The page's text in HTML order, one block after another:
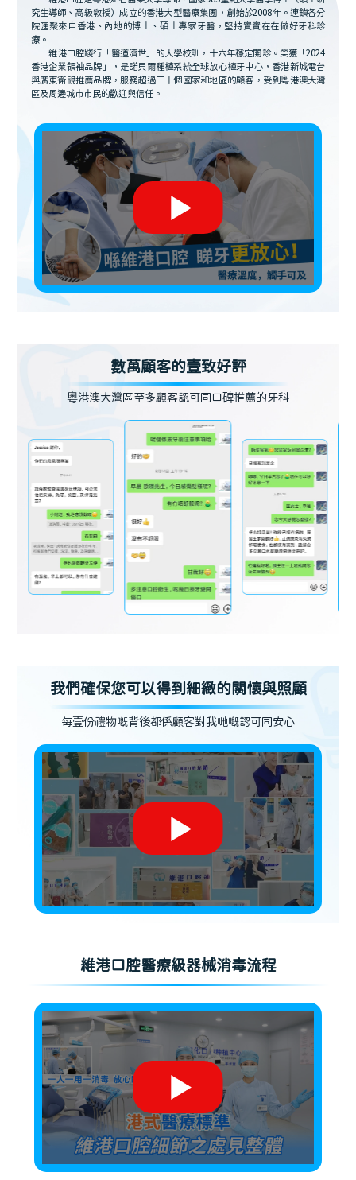
究生導師、高級教授）成立的香港大型醫療集團，創始於2008年。連鎖各分
院匯聚來自香港、內地的博士、碩士專家牙醫，堅持實實在在做好牙科診
療。
維港口腔踐行「醫道濟世」的大學校訓，十六年穩定開診。榮獲「2024
香港企業領袖品牌」，是諾貝爾種植系統全球放心植牙中心，香港新城電台
與廣東衛視推薦品牌，服務超過三十個國家和地區的顧客，受到粵港澳大灣
區及周邊城市市民的歡迎與信任。
數萬顧客的壹致好評
粵港澳大灣區至多顧客認可同口碑推薦的牙科
我們確保您可以得到細緻的關懷與照顧
每壹份禮物嘅背後都係顧客對我哋嘅認可同安心
維港口腔醫療級器械消毒流程